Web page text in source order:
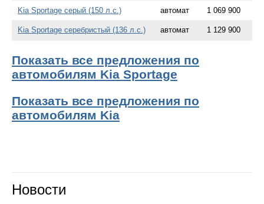
Kia Sportage серый (150 л.с.) автомат 1 069 900
Kia Sportage серебристый (136 л.с.) автомат 1 129 900
Показать все предложения по
автомобилям Kia Sportage
Показать все предложения по
автомобилям Kia
Новости